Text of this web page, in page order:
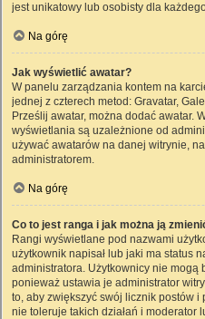
jest unikatowy lub osobisty dla
Na górę
Jak wyświetlić awatar?
W panelu zarządzania kontem na
jednej z czterech metod: Gravatar,
Prześlij awatar, można dodać awatar.
wyświetlania są uzależnione od
używać awatarów na danej witrynie,
administratorem.
Na górę
Co to jest ranga i jak można ją
Rangi wyświetlane pod nazwami
użytkownik napisał lub jaki ma status
administratora. Użytkownicy nie mogą
ponieważ ustawia je administrator
to, aby zwiększyć swój licznik postów
nie toleruje takich działań i moderator